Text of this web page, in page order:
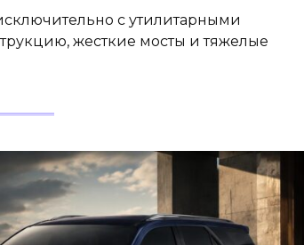
с утилитарными
жесткие мосты и тяжелые